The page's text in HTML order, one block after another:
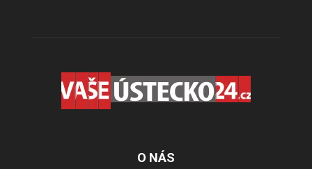
O NÁS